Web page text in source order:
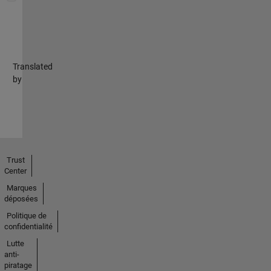
Translated
by
Trust
Center
Marques
déposées
Politique de
confidentialité
Lutte
anti-
piratage